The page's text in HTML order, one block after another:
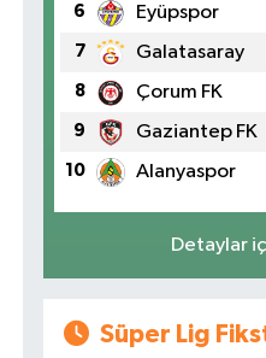
6 Eyüpspor
7 Galatasaray
8 Çorum FK
9 Gaziantep FK
10 Alanyaspor
Detaylar
Süper Lig